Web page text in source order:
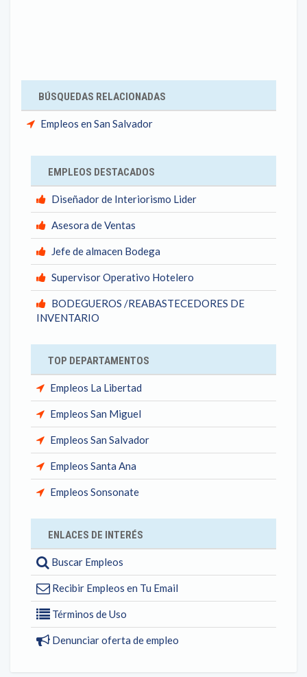
BÚSQUEDAS RELACIONADAS
Empleos en San Salvador
EMPLEOS DESTACADOS
Diseñador de Interiorismo Lider
Asesora de Ventas
Jefe de almacen Bodega
Supervisor Operativo Hotelero
BODEGUEROS /REABASTECEDORES DE
INVENTARIO
TOP DEPARTAMENTOS
Empleos La Libertad
Empleos San Miguel
Empleos San Salvador
Empleos Santa Ana
Empleos Sonsonate
ENLACES DE INTERÉS
Buscar Empleos
Recibir Empleos en Tu Email
Términos de Uso
Denunciar oferta de empleo